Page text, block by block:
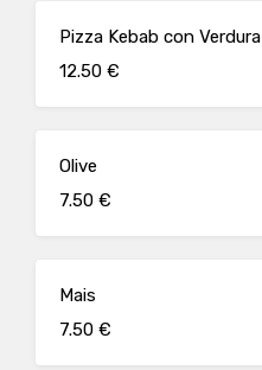
Pizza Kebab con Verdura
12.50 €
Olive
7.50 €
Mais
7.50 €